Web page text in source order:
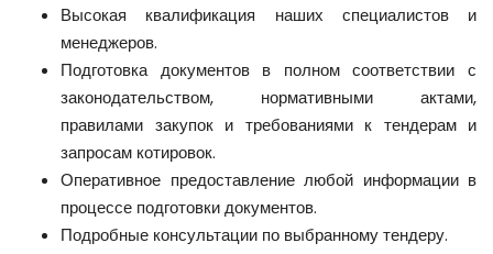
Высокая квалификация наших специалистов и
менеджеров.
Подготовка документов в полном соответствии с
законодательством, нормативными актами,
правилами закупок и требованиями к тендерам и
запросам котировок.
Оперативное предоставление любой информации в
процессе подготовки документов.
Подробные консультации по выбранному тендеру.